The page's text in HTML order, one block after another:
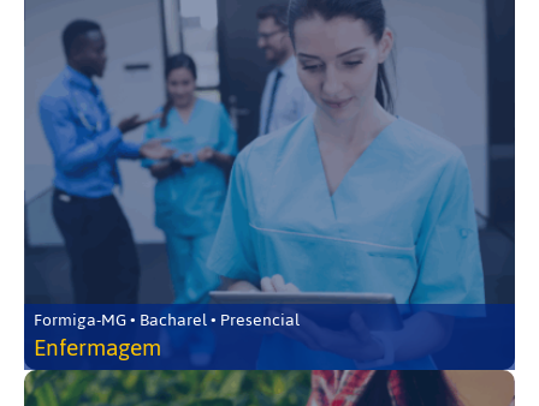
Formiga-MG • Bacharel • Presencial
Enfermagem